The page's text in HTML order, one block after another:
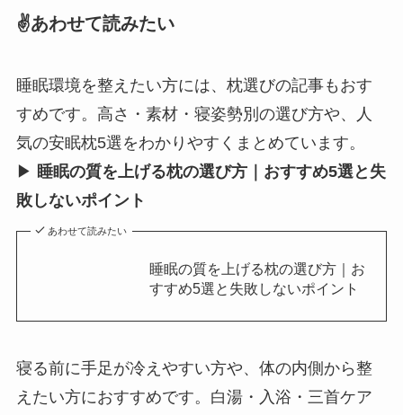
✌️あわせて読みたい
睡眠環境を整えたい方には、枕選びの記事もおす
すめです。高さ・素材・寝姿勢別の選び方や、人
気の安眠枕5選をわかりやすくまとめています。
▶ 睡眠の質を上げる枕の選び方｜おすすめ5選と失
敗しないポイント
あわせて読みたい
睡眠の質を上げる枕の選び方｜お
すすめ5選と失敗しないポイント
寝る前に手足が冷えやすい方や、体の内側から整
えたい方におすすめです。白湯・入浴・三首ケア